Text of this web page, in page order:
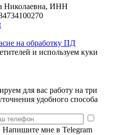
ИНН
на обработку ПД
и используем куки
для вас работу на три
удобного способа
Напишите мне в Telegram